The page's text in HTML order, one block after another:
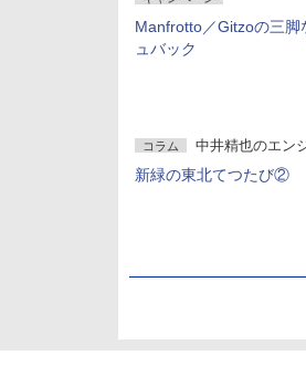
Manfrotto／Gitzoの三脚
ュバック
コラム 中井精也のエン
新緑の東北てつたび②